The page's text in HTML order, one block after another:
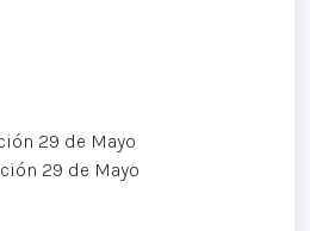
29 de Mayo
29 de Mayo